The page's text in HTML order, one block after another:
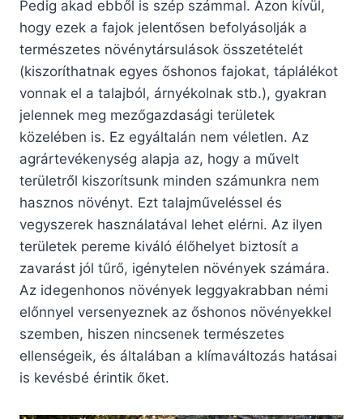
Pedig akad ebből is szép számmal. Azon kívül,
hogy ezek a fajok jelentősen befolyásolják a
természetes növénytársulások összetételét
(kiszoríthatnak egyes őshonos fajokat, táplálékot
vonnak el a talajból, árnyékolnak stb.), gyakran
jelennek meg mezőgazdasági területek
közelében is. Ez egyáltalán nem véletlen. Az
agrártevékenység alapja az, hogy a művelt
területről kiszorítsunk minden számunkra nem
hasznos növényt. Ezt talajműveléssel és
vegyszerek használatával lehet elérni. Az ilyen
területek pereme kiváló élőhelyet biztosít a
zavarást jól tűrő, igénytelen növények számára.
Az idegenhonos növények leggyakrabban némi
előnnyel versenyeznek az őshonos növényekkel
szemben, hiszen nincsenek természetes
ellenségeik, és általában a klímaváltozás hatásai
is kevésbé érintik őket.